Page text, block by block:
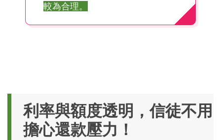
較為合理。
利率與額度透明，信徒不用
擔心還款壓力！